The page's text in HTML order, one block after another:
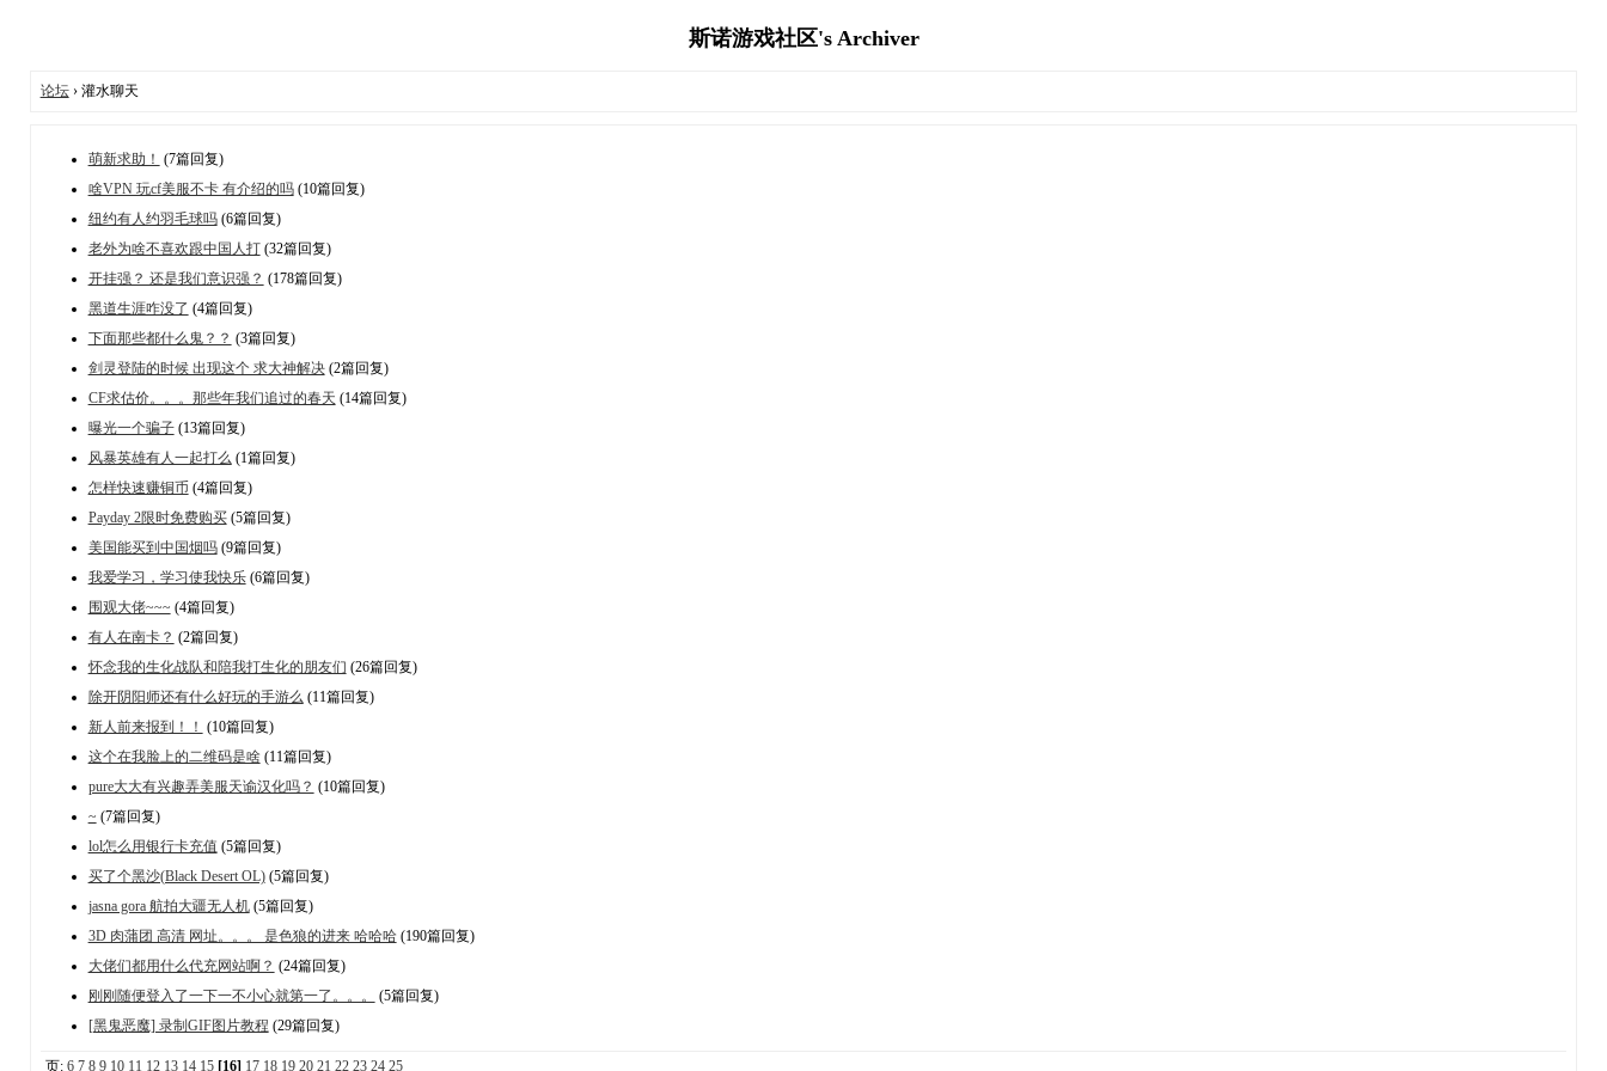
斯诺游戏社区's Archiver
论坛› 灌水聊天
萌新求助！ (7篇回复)
啥VPN 玩cf美服不卡 有介绍的吗(10篇回复)
纽约有人约羽毛球吗(6篇回复)
老外为啥不喜欢跟中国人打(32篇回复)
开挂强？ 还是我们意识强？ (178篇回复)
黑道生涯咋没了 (4篇回复)
下面那些都什么鬼？？ (3篇回复)
剑灵登陆的时候 出现这个 求大神解决(2篇回复)
CF求估价。。。那些年我们追过的春天 (14篇回复)
曝光一个骗子(13篇回复)
风暴英雄有人一起打么 (1篇回复)
怎样快速赚铜币 (4篇回复)
Payday 2限时免费购买(5篇回复)
美国能买到中国烟吗(9篇回复)
我爱学习，学习使我快乐(6篇回复)
围观大佬~~~ (4篇回复)
有人在南卡？ (2篇回复)
怀念我的生化战队和陪我打生化的朋友们 (26篇回复)
除开阴阳师还有什么好玩的手游么 (11篇回复)
新人前来报到！！ (10篇回复)
这个在我脸上的二维码是啥(11篇回复)
pure大大有兴趣弄美服天谕汉化吗？ (10篇回复)
~ (7篇回复)
lol怎么用银行卡充值 (5篇回复)
买了个黑沙(Black Desert OL)(5篇回复)
jasna gora 航拍大疆无人机(5篇回复)
3D 肉蒲团 高清 网址。。。 是色狼的进来 哈哈哈 (190篇回复)
大佬们都用什么代充网站啊？ (24篇回复)
刚刚随便登入了一下一不小心就第一了。。。
(5篇回复)
[黑鬼恶魔] 录制GIF图片教程 (29篇回复)
页: 6 7 8 9 10 11 12 13 14 15 [16] 17 18 19 20 21 22 23 24 25